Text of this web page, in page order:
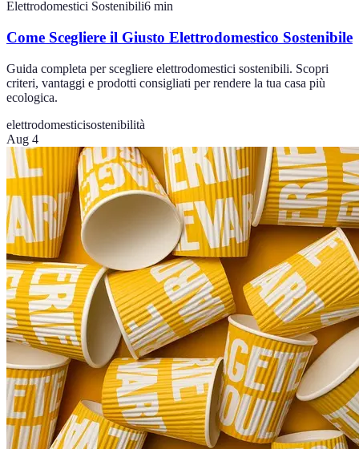
Elettrodomestici Sostenibili6 min
Come Scegliere il Giusto Elettrodomestico Sostenibile
Guida completa per scegliere elettrodomestici sostenibili. Scopri
criteri, vantaggi e prodotti consigliati per rendere la tua casa più
ecologica.
elettrodomesticisostenibilità
Aug 4